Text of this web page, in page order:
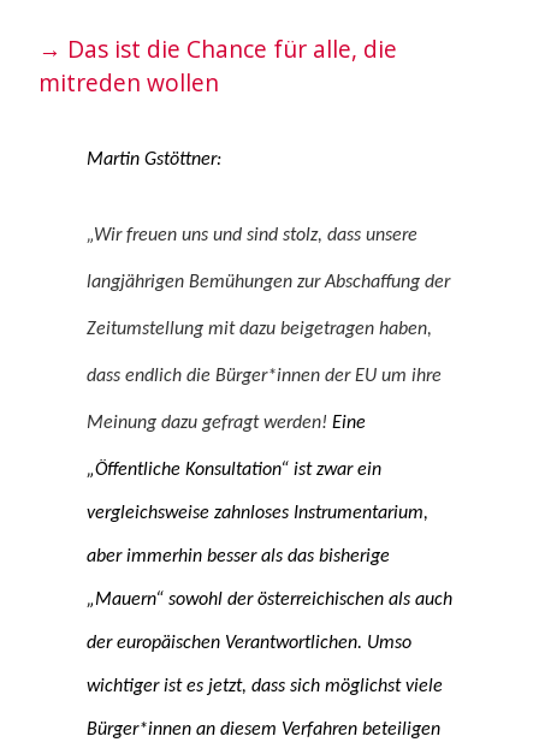
→ Das ist die Chance für alle, die
mitreden wollen
Martin Gstöttner:
„Wir freuen uns und sind stolz, dass unsere
langjährigen Bemühungen zur Abschaffung der
Zeitumstellung mit dazu beigetragen haben,
dass endlich die Bürger*innen der EU um ihre
Meinung dazu gefragt werden! Eine
„Öffentliche Konsultation“ ist zwar ein
vergleichsweise zahnloses Instrumentarium,
aber immerhin besser als das bisherige
„Mauern“ sowohl der österreichischen als auch
der europäischen Verantwortlichen. Umso
wichtiger ist es jetzt, dass sich möglichst viele
Bürger*innen an diesem Verfahren beteiligen